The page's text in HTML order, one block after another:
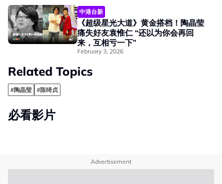
中港台新
《超级星光大道》黄金搭档！陶晶莹
痛失好友袁惟仁 “还以为你会再回
来，互相亏一下”
February 3, 2026
Related Topics
#陶晶莹 #陈绮贞
必看影片
Advertisement